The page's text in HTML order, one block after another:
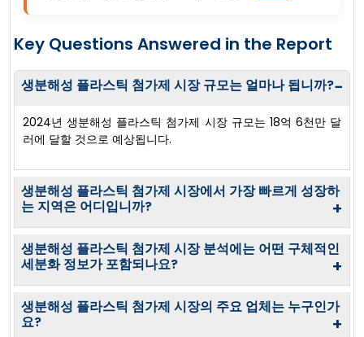
Key Questions Answered in the Report
생분해성 플라스틱 첨가제 시장 규모는 얼마나 됩니까?−
2024년 생분해성 플라스틱 첨가제 시장 규모는 18억 6천만 달
러에 달할 것으로 예상됩니다.
생분해성 플라스틱 첨가제 시장에서 가장 빠르게 성장하
는 지역은 어디입니까?
+
생분해성 플라스틱 첨가제 시장 분석에는 어떤 구체적인
세분화 정보가 포함되나요?
+
생분해성 플라스틱 첨가제 시장의 주요 업체는 누구인가
요?
+